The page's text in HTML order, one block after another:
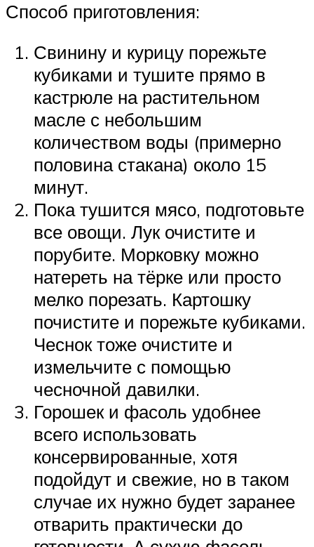
Способ приготовления:
Свинину и курицу порежьте
кубиками и тушите прямо в
кастрюле на растительном
масле с небольшим
количеством воды (примерно
половина стакана) около 15
минут.
Пока тушится мясо, подготовьте
все овощи. Лук очистите и
порубите. Морковку можно
натереть на тёрке или просто
мелко порезать. Картошку
почистите и порежьте кубиками.
Чеснок тоже очистите и
измельчите с помощью
чесночной давилки.
Горошек и фасоль удобнее
всего использовать
консервированные, хотя
подойдут и свежие, но в таком
случае их нужно будет заранее
отварить практически до